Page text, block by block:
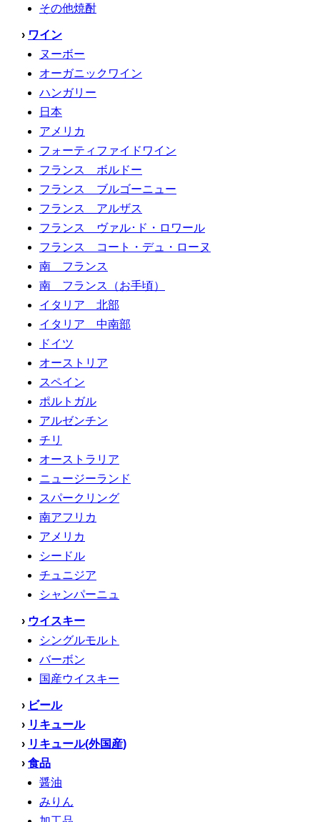
その他焼酎
› ワイン
ヌーボー
オーガニックワイン
ハンガリー
日本
アメリカ
フォーティファイドワイン
フランス ボルドー
フランス ブルゴーニュー
フランス アルザス
フランス ヴァル･ド・ロワール
フランス コート・デュ・ローヌ
南 フランス
南 フランス（お手頃）
イタリア 北部
イタリア 中南部
ドイツ
オーストリア
スペイン
ポルトガル
アルゼンチン
チリ
オーストラリア
ニュージーランド
スパークリング
南アフリカ
アメリカ
シードル
チュニジア
シャンパーニュ
› ウイスキー
シングルモルト
バーボン
国産ウイスキー
› ビール
› リキュール
› リキュール(外国産)
› 食品
醤油
みりん